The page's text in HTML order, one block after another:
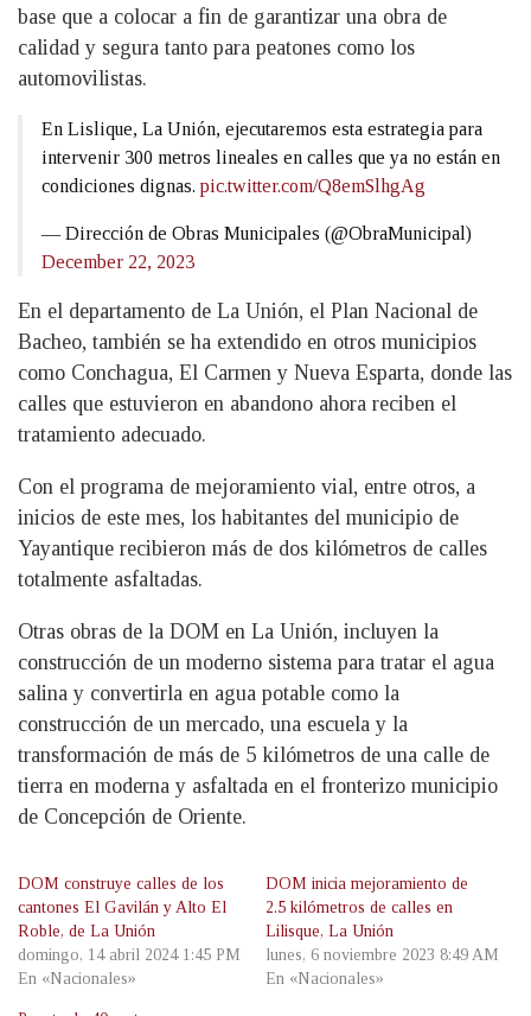
base que a colocar a fin de garantizar una obra de
calidad y segura tanto para peatones como los
automovilistas.
En Lislique, La Unión, ejecutaremos esta estrategia para
intervenir 300 metros lineales en calles que ya no están en
condiciones dignas. pic.twitter.com/Q8emSlhgAg
— Dirección de Obras Municipales (@ObraMunicipal)
December 22, 2023
En el departamento de La Unión, el Plan Nacional de
Bacheo, también se ha extendido en otros municipios
como Conchagua, El Carmen y Nueva Esparta, donde las
calles que estuvieron en abandono ahora reciben el
tratamiento adecuado.
Con el programa de mejoramiento vial, entre otros, a
inicios de este mes, los habitantes del municipio de
Yayantique recibieron más de dos kilómetros de calles
totalmente asfaltadas.
Otras obras de la DOM en La Unión, incluyen la
construcción de un moderno sistema para tratar el agua
salina y convertirla en agua potable como la
construcción de un mercado, una escuela y la
transformación de más de 5 kilómetros de una calle de
tierra en moderna y asfaltada en el fronterizo municipio
de Concepción de Oriente.
DOM construye calles de los
cantones El Gavilán y Alto El
Roble, de La Unión
domingo, 14 abril 2024 1:45 PM
En «Nacionales»
DOM inicia mejoramiento de
2.5 kilómetros de calles en
Lilisque, La Unión
lunes, 6 noviembre 2023 8:49 AM
En «Nacionales»